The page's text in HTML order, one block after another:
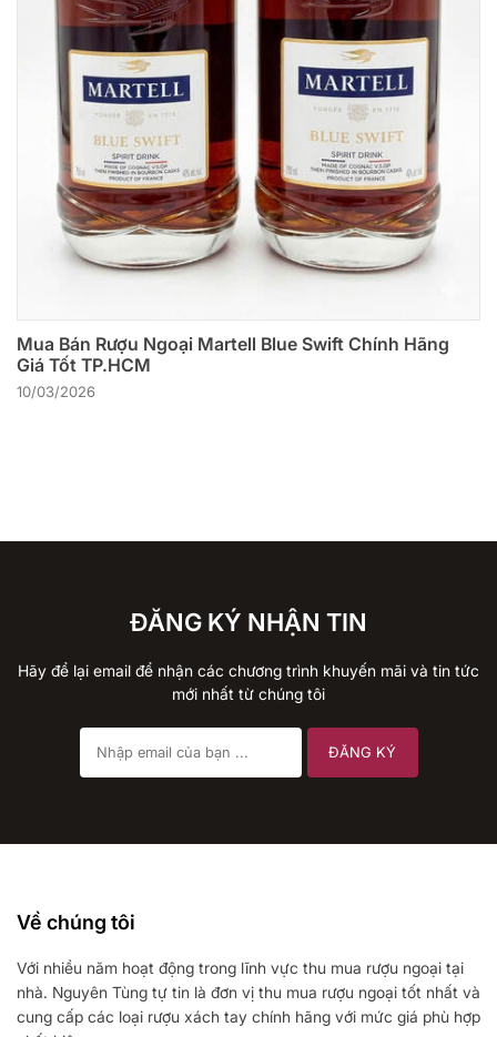
Mua Bán Rượu Ngoại Martell Blue Swift Chính Hãng
Giá Tốt TP.HCM
10/03/2026
ĐĂNG KÝ NHẬN TIN
Hãy để lại email để nhận các chương trình khuyến mãi và tin tức
mới nhất từ chúng tôi
Về chúng tôi
Với nhiều năm hoạt động trong lĩnh vực thu mua rượu ngoại tại
nhà. Nguyên Tùng tự tin là đơn vị thu mua rượu ngoại tốt nhất và
cung cấp các loại rượu xách tay chính hãng với mức giá phù hợp